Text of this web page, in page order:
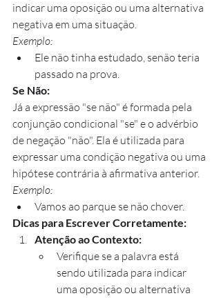
indicar uma oposição ou uma alternativa
negativa em uma situação.
Exemplo:
Ele não tinha estudado, senão teria
passado na prova.
Se Não:
Já a expressão "se não" é formada pela
conjunção condicional "se" e o advérbio
de negação "não". Ela é utilizada para
expressar uma condição negativa ou uma
hipótese contrária à afirmativa anterior.
Exemplo:
Vamos ao parque se não chover.
Dicas para Escrever Corretamente:
Atenção ao Contexto:
Verifique se a palavra está
sendo utilizada para indicar
uma oposição ou alternativa